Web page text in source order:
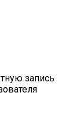
запись